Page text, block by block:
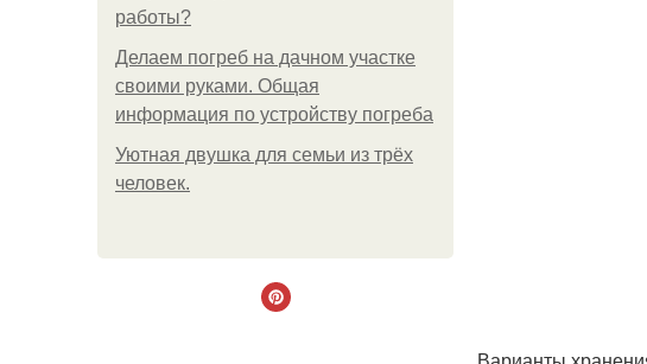
работы?
Делаем погреб на дачном участке
своими руками. Общая
информация по устройству погреба
Уютная двушка для семьи из трёх
человек.